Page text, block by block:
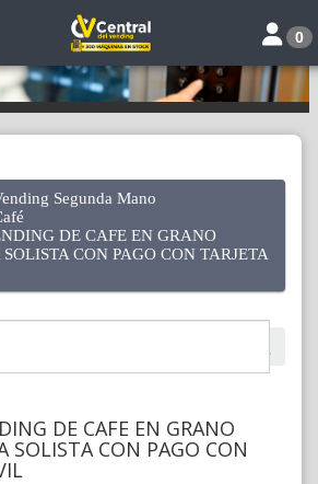
Toggle
0
Segunda Mano
DE CAFE EN GRANO
CON PAGO CON TARJETA
DE CAFE EN GRANO
SOLISTA CON PAGO CON